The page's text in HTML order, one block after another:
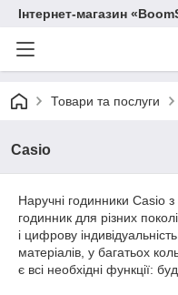
Інтернет-магазин
Товари та послуги
Casio
Наручні годинники Casio
годинник для різних
і цифрову
матеріалів, у багатьох
є всі необхідні функції: